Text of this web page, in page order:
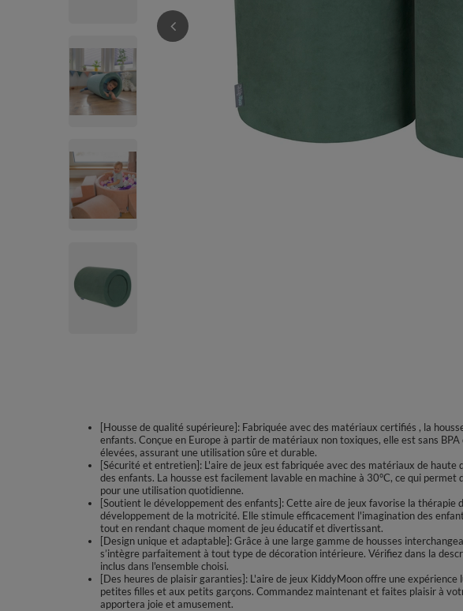
[Housse de qualité supérieure]: Fabriquée avec des matériaux certifiés , la
enfants. Conçue en Europe à partir de matériaux non toxiques, elle est sans
élevées, assurant une utilisation sûre et durable.
[Sécurité et entretien]: L'aire de jeux est fabriquée avec des matériaux de
des enfants. La housse est facilement lavable en machine à 30°C, ce qui
pour une utilisation quotidienne.
[Soutient le développement des enfants]: Cette aire de jeux favorise la thérapie
développement de la motricité. Elle stimule efficacement l'imagination des
tout en rendant chaque moment de jeu éducatif et divertissant.
[Design unique et adaptable]: Grâce à une large gamme de housses
s’intègre parfaitement à tout type de décoration intérieure. Vérifiez dans la
inclus dans l'ensemble choisi.
[Des heures de plaisir garanties]: L'aire de jeux KiddyMoon offre une expérience
petites filles et aux petits garçons. Commandez maintenant et faites plaisir à
apportera joie et amusement.